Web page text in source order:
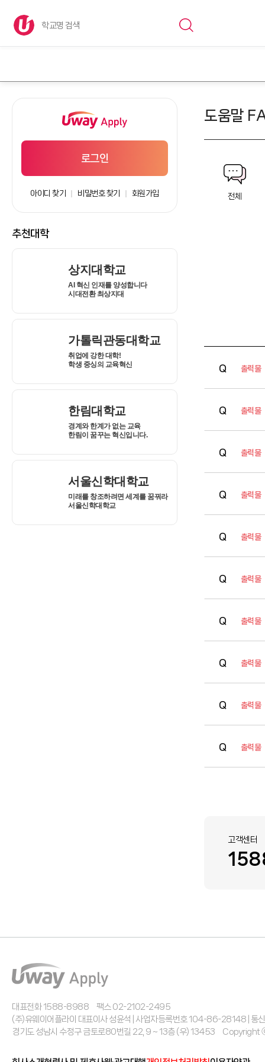
로그인
아이디 찾기 비밀번호 찾기 회원가입
추천대학
도움말
전체
출력물
출력물
출력물
출력물
출력물
출력물
출력물
출력물
출력물
출력물
고객센터
대표전화 1588-8988
팩스 02-2102-2495
(주)유웨이어플라이 대표이사 성윤석 | 사업자등록번호 104-86-28148 |
경기도 성남시 수정구 금토로80번길 22, 9 ~ 13층 (우) 13453
Copyright